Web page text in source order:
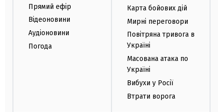
Прямий ефір
Відеоновини
Аудіоновини
Погода
Карта бойових дій
Мирні переговори
Повітряна тривога в
Україні
Масована атака по
Україні
Вибухи у Росії
Втрати ворога